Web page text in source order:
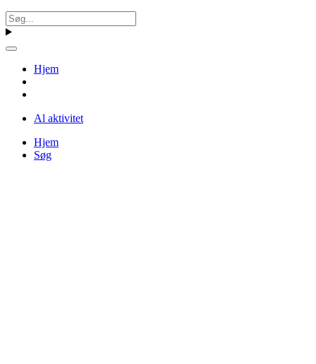
Hjem
Al aktivitet
Hjem
Søg